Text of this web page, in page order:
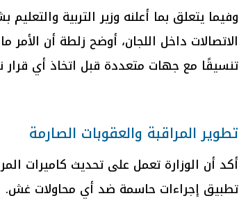
وفيما يتعلق بما أعلنه وزير التربية
الاتصالات داخل اللجان، أوضح زلطة أن
تنسيقًا مع جهات متعددة قبل اتخاذ أي قرار
تطوير المراقبة والعقوبات الصارمة
أكد أن الوزارة تعمل على تحديث كاميرات
تطبيق إجراءات حاسمة ضد أي محاولات غش.